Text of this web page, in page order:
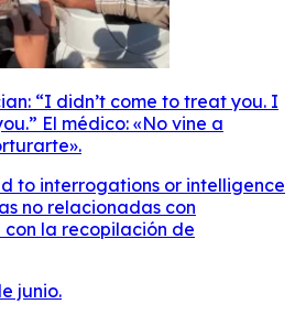
“I didn’t come to treat you. I
El médico: «No vine a
to interrogations or intelligence
no relacionadas con
la recopilación de
junio.